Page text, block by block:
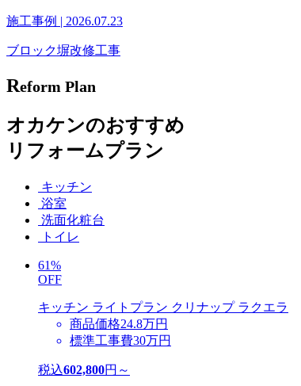
施工事例 | 2026.07.23
ブロック塀改修工事
Reform Plan
オカケンのおすすめ
リフォームプラン
キッチン
浴室
洗面化粧台
トイレ
61%
OFF
キッチン ライトプラン クリナップ ラクエラ
商品価格24.8万円
標準工事費30万円
税込602,800円～